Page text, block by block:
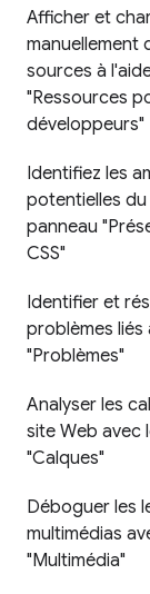
Afficher et
manuellement
sources à
"Ressources
développeurs"
Identifiez les
potentielles du
panneau
CSS"
Identifier et
problèmes liés
"Problèmes"
Analyser les
site Web avec
"Calques"
Déboguer les
multimédias
"Multimédia"